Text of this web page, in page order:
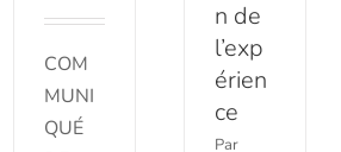
COM
MUNI
QUÉ
n de
l’exp
érien
ce
Par